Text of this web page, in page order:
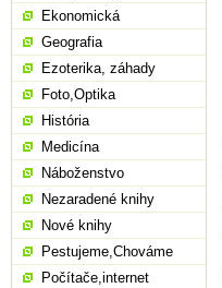
Ekonomická
Geografia
Ezoterika, záhady
Foto,Optika
História
Medicína
Náboženstvo
Nezaradené knihy
Nové knihy
Pestujeme,Chováme
Počítače,internet